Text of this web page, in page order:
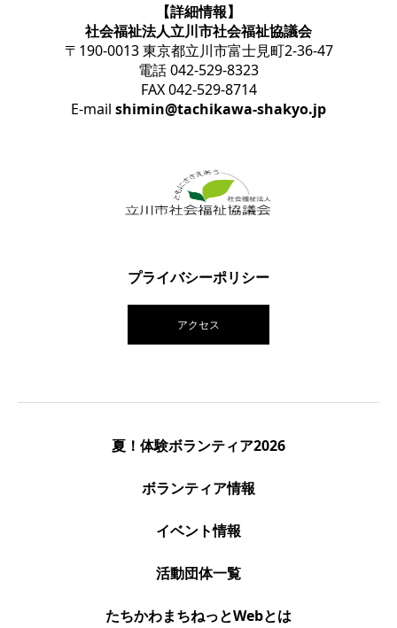
【詳細情報】
社会福祉法人立川市社会福祉協議会
〒190-0013 東京都立川市富士見町2-36-47
電話 042-529-8323
FAX 042-529-8714
E-mail shimin@tachikawa-shakyo.jp
プライバシーポリシー
アクセス
夏！体験ボランティア2026
ボランティア情報
イベント情報
活動団体一覧
たちかわまちねっとWebとは